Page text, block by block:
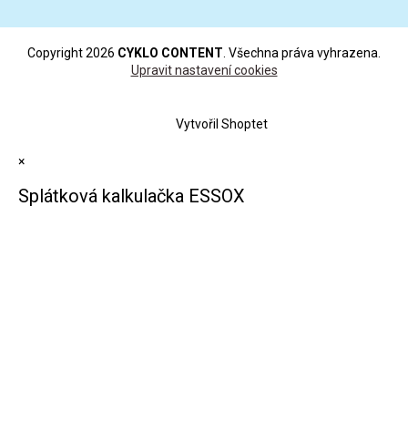
Vytvořil Shoptet
Copyright 2026 CYKLO CONTENT . Všechna práva vyhrazena.
Upravit nastavení cookies
×
Splátková kalkulačka ESSOX